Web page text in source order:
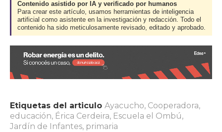
Contenido asistido por IA y verificado por humanos
Para crear este artículo, usamos herramientas de inteligencia
artificial como asistente en la investigación y redacción. Todo el
contenido ha sido meticulosamente revisado, editado y aprobado.
Etiquetas del articulo Ayacucho, Cooperadora,
educación, Érica Cerdeira, Escuela el Ombú,
Jardín de Infantes, primaria